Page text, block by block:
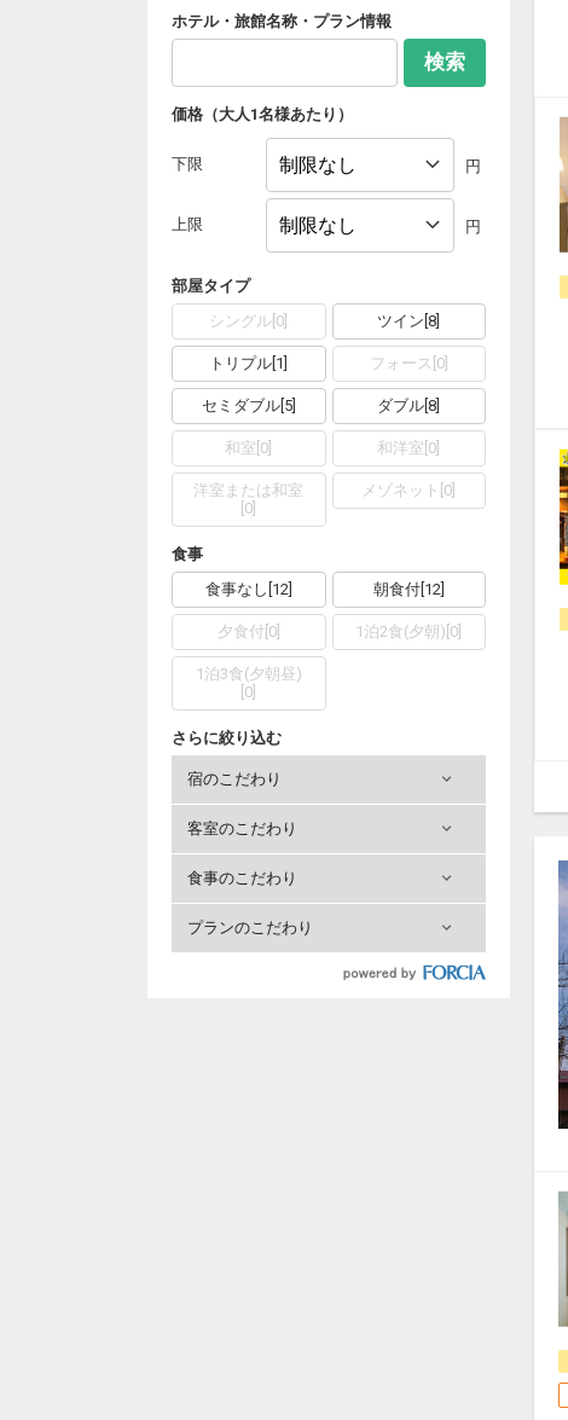
ホテル・旅館名称・プラン情報
検索
価格（大人1名様あたり）
下限 円
上限 円
部屋タイプ
シングル 0 ツイン [8
トリプル 1 フォース 0]
セミダブル[ 5] ダブル [8
和室 0 和洋室 0
洋室または和室
0
メゾネット 0
食事
食事なし 12] 朝食付[ 12]
夕食付 0] 1泊2食(夕朝) 0
1泊3食(夕朝昼)
0
さらに絞り込む
宿のこだわり
客室のこだわり
食事のこだわり
プランのこだわり